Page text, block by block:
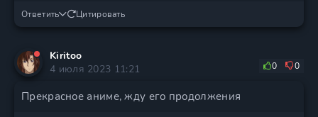
Ответить Цитировать
Kiritoo
4 июля 2023 11:21
0 0
Прекрасное аниме, жду его продолжения